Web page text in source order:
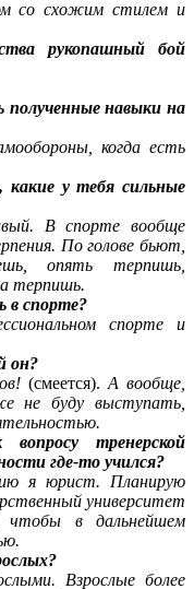
со схожим стилем и
рукопашный бой
навыки на
когда есть
у тебя сильные
В спорте вообще
По голове бьют,
опять терпишь,
терпишь.
в спорте?
спорте и
он?
(смеется). А вообще,
не буду выступать,
тренерской
где-то учился?
я юрист. Планирую
университет
чтобы в дальнейшем
Взрослые более